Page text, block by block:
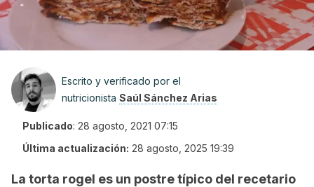
Escrito y verificado por el
nutricionista Saúl Sánchez Arias
Publicado: 28 agosto, 2021 07:15
Última actualización: 28 agosto, 2025 19:39
La torta rogel es un postre típico del recetario